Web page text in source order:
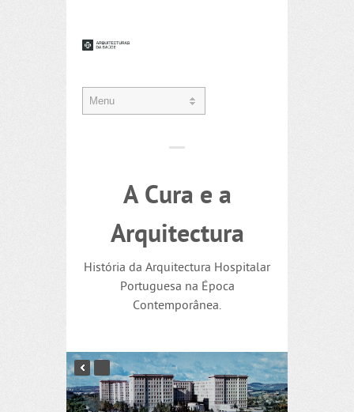
A Cura e a
Arquitectura
História da Arquitectura Hospitalar
Portuguesa na Época
Contemporânea.